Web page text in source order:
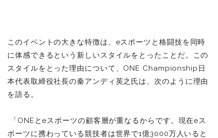
このイベントの大きな特徴は、eスポーツと格闘技を同時
に体感できるという新しいスタイルをとったことだ。この
スタイルをとった理由について、ONE Championship日
本代表取締役社長の秦アンディ英之氏は、次のように理由
を語る。
「ONEとeスポーツの顧客層が重なるからです。現在eス
ポーツに携わっている競技者は世界で1億3000万人いると